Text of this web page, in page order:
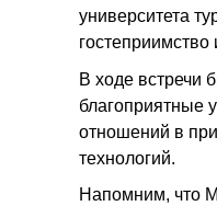
университета
В ходе встречи
благоприятные
отношений в
технологий.
Напомним, что